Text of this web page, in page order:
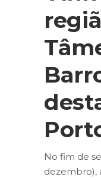
No fim de
dezembro),